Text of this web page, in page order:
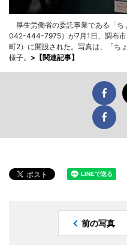
厚生労働省の委託事業である「ち
042-444-7975）が7月1日、調布市
町2）に開設された。写真は、「ち
様子。 > 【関連記事】
前の写真